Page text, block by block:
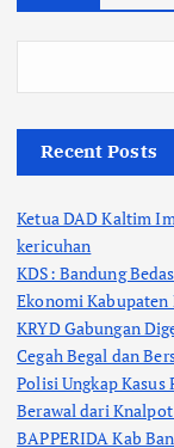
Recent Posts
Ketua DAD Kaltim
kericuhan
KDS: Bandung
Ekonomi Kabupaten
KRYD Gabungan
Cegah Begal dan
Polisi Ungkap
Berawal dari
BAPPERIDA Kab